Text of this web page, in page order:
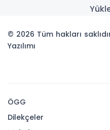
© 2026 Tüm hakları
Yazılımı
ÖGG
Dilekçeler